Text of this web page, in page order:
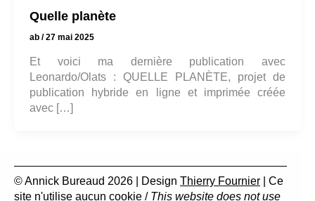
Quelle planète
ab /27 mai 2025
Et voici ma dernière publication avec
Leonardo/Olats : QUELLE PLANÈTE, projet de
publication hybride en ligne et imprimée créée
avec […]
© Annick Bureaud 2026 | Design Thierry Fournier | Ce
site n'utilise aucun cookie / This website does not use